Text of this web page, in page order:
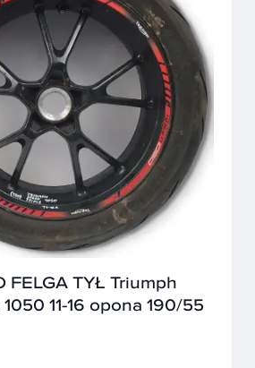
FELGA TYŁ Triumph
11-16 opona 190/55